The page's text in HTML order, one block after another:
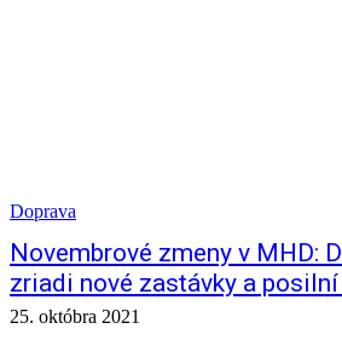
Doprava
Novembrové zmeny v MHD:
zriadi nové zastávky a
25. októbra 2021